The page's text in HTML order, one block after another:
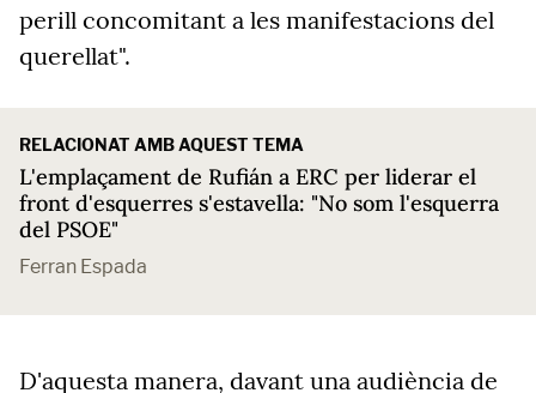
perill concomitant a les manifestacions del
querellat".
RELACIONAT AMB AQUEST TEMA
L'emplaçament de Rufián a ERC per liderar el
front d'esquerres s'estavella: "No som l'esquerra
del PSOE"
Ferran Espada
D'aquesta manera, davant una audiència de